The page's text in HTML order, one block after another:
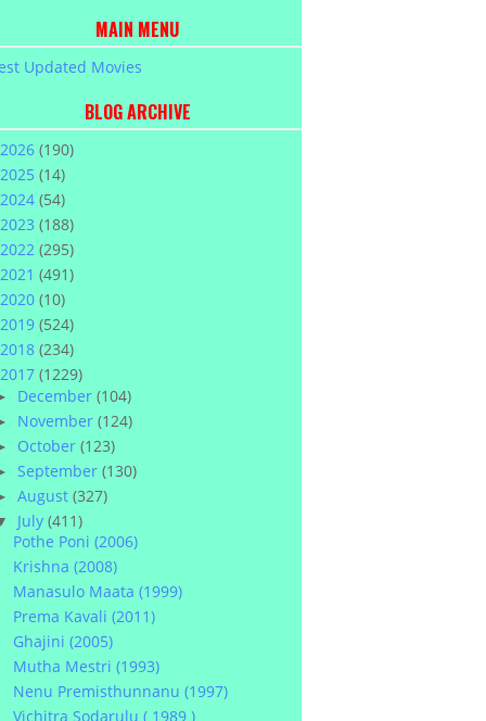
MAIN MENU
Updated Movies
BLOG ARCHIVE
2026 (190)
2025 (14)
2024 (54)
2023 (188)
2022 (295)
2021 (491)
2020 (10)
2019 (524)
2018 (234)
2017 (1229)
December(104)
November(124)
October(123)
September(130)
August(327)
July(411)
Pothe Poni (2006)
Krishna (2008)
Manasulo Maata (1999)
Prema Kavali (2011)
Ghajini (2005)
Mutha Mestri (1993)
Nenu Premisthunnanu (1997)
Vichitra Sodarulu ( 1989 )